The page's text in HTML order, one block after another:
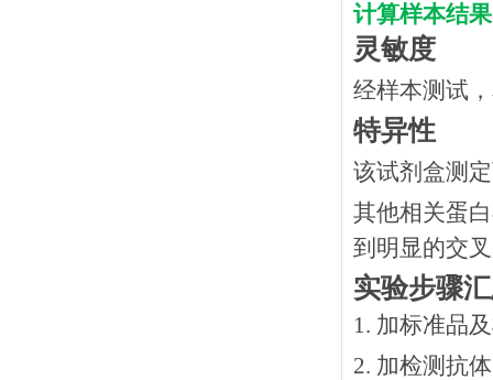
计算样本结果
灵敏度
经样本测试
特异性
该试剂盒测
其他相关蛋
到明显的交
实验步骤
1. 加标准品
2. 加检测抗